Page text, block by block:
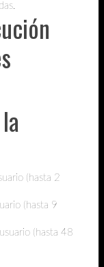
(hasta 2
(hasta 9
(hasta 48